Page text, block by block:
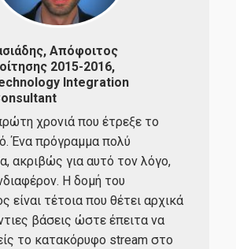
Απόφοιτος
2015-2016,
Integration
χρονιά που έτρεξε το
Ένα πρόγραμμα πολύ
ακριβώς για αυτό τον λόγο,
Η δομή του
είναι τέτοια που θέτει αρχικά
βάσεις ώστε έπειτα να
το κατακόρυφο stream στο